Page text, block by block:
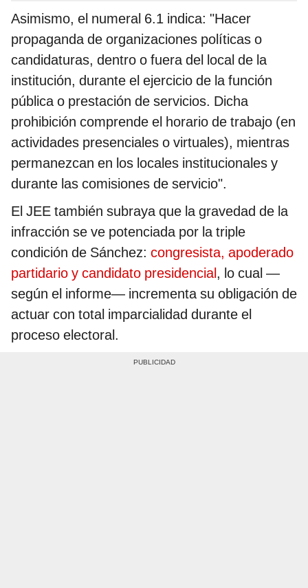
Asimismo, el numeral 6.1 indica: "Hacer
propaganda de organizaciones políticas o
candidaturas, dentro o fuera del local de la
institución, durante el ejercicio de la función
pública o prestación de servicios. Dicha
prohibición comprende el horario de trabajo (en
actividades presenciales o virtuales), mientras
permanezcan en los locales institucionales y
durante las comisiones de servicio".
El JEE también subraya que la gravedad de la
infracción se ve potenciada por la triple
condición de Sánchez: congresista, apoderado
partidario y candidato presidencial, lo cual —
según el informe— incrementa su obligación de
actuar con total imparcialidad durante el
proceso electoral.